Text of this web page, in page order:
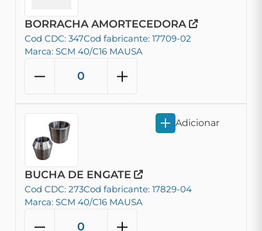
BORRACHA AMORTECEDORA
Cod CDC: 347Cod fabricante: 17709-02
Marca: SCM 40/C16 MAUSA
BUCHA DE ENGATE
Cod CDC: 273Cod fabricante: 17829-04
Marca: SCM 40/C16 MAUSA
Adicionar